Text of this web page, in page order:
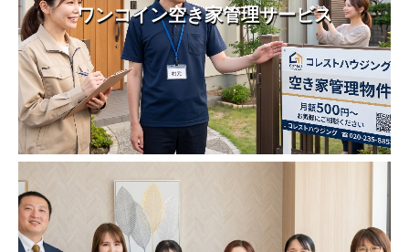
ワンコイン空き家管理サービス